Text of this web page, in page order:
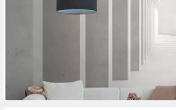
ab 54,67 € UVP
lieferbar - in 4-5 Werktagen bei